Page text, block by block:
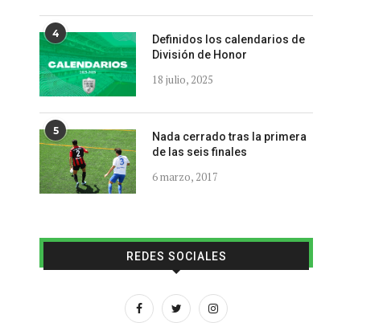
4
Definidos los calendarios de
División de Honor
18 julio, 2025
5
Nada cerrado tras la primera
de las seis finales
6 marzo, 2017
REDES SOCIALES